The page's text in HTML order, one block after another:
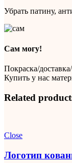
Убрать патину,
Сам могу!
Покраска/
Купить у нас
Related
Close
Логотип